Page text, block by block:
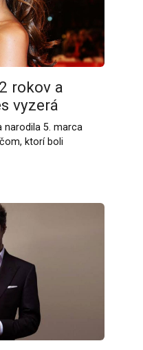
rokov a
vyzerá
narodila 5. marca
ktorí boli